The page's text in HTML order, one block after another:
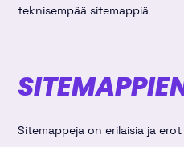
teknisempää sitemappiä.
Sitemappeja on erilaisia ja